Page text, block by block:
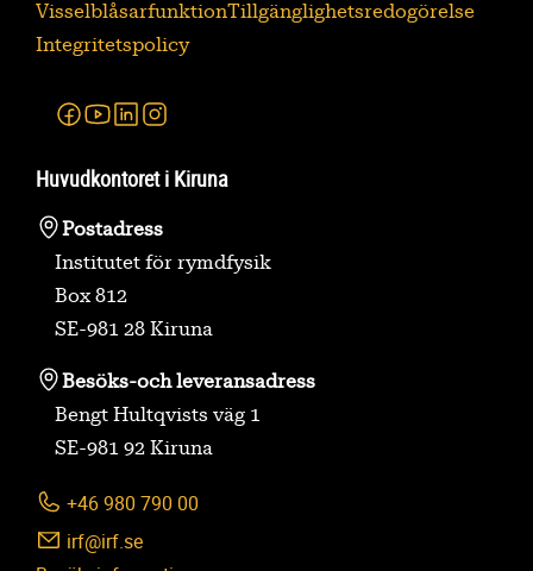
VisselblåsarfunktionTillgänglighetsredogörelse
Integritetspolicy
Facebook
Youtube
Linkedin
Huvudkontoret i Kiruna
Postadress
Institutet för rymdfysik
Box 812
SE-981 28 Kiruna
Besöks-och leveransadress
Bengt Hultqvists väg 1
SE-981 92 Kiruna
+46 980 790 00
irf@irf.se